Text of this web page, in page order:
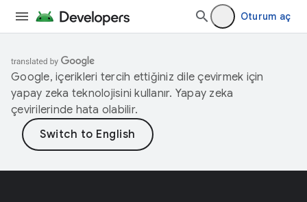
Oturum aç
Google, içerikleri tercih ettiğiniz dile çevirmek için
yapay zeka teknolojisini kullanır. Yapay zeka
çevirilerinde hata olabilir.